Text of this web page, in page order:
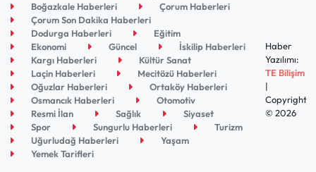
Boğazkale Haberleri
Çorum Haberleri
Çorum Son Dakika Haberleri
Dodurga Haberleri
Eğitim
Ekonomi
Güncel
İskilip Haberleri
Kargı Haberleri
Kültür Sanat
Laçin Haberleri
Mecitözü Haberleri
Oğuzlar Haberleri
Ortaköy Haberleri
Osmancık Haberleri
Otomotiv
Resmi İlan
Sağlık
Siyaset
Spor
Sungurlu Haberleri
Turizm
Uğurludağ Haberleri
Yaşam
Yemek Tarifleri
Haber
Yazılımı:
TE Bilişim
|
Copyright
© 2026